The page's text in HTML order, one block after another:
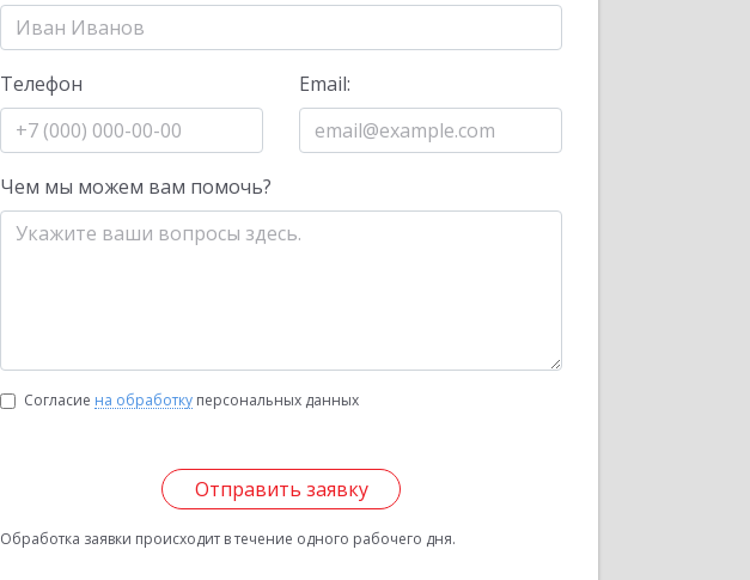
Телефон Email:
Чем мы можем вам помочь?
Согласие на обработку персональных данных
Отправить заявку
Обработка заявки происходит в течение одного рабочего дня.